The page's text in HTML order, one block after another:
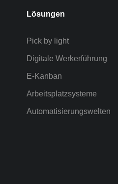
Lösungen
Pick by light
Digitale Werkerführung
E-Kanban
Arbeitsplatzsysteme
Automatisierungswelten